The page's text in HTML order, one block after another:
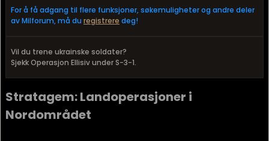
For å få adgang til flere funksjoner, søkemuligheter og andre deler
av Milforum, må du registrere deg!
Vil du trene ukrainske soldater?
Sjekk Operasjon Ellisiv under S-3-1.
Stratagem: Landoperasjoner i
Nordområdet